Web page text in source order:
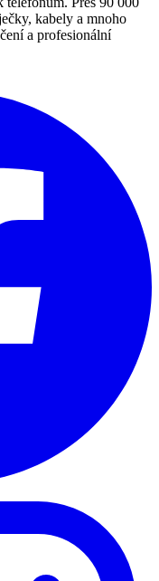
kabely a mnoho
a profesionální